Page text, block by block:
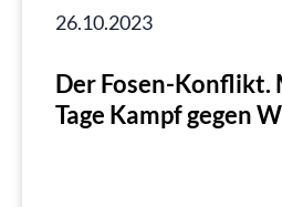
26.10.2023
Der Fosen-Konflikt.
Tage Kampf gegen